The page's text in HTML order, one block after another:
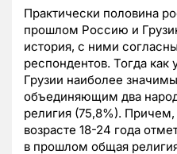
Практически половина
прошлом Россию и
история, с ними
респондентов. Тогда как
Грузии наиболее
объединяющим два
религия (75,8%).
возрасте 18-24 года
в прошлом общая